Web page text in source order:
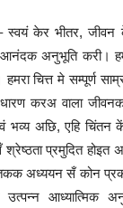
स्वयं केर भीतर,
आनंदक अनुभूति करी।
चित्त मे सम्पूर्ण
करअ वाला
अछि, एहि चिंतन
प्रमुदित होइत
अध्ययन सँ कोन
आध्यात्मिक